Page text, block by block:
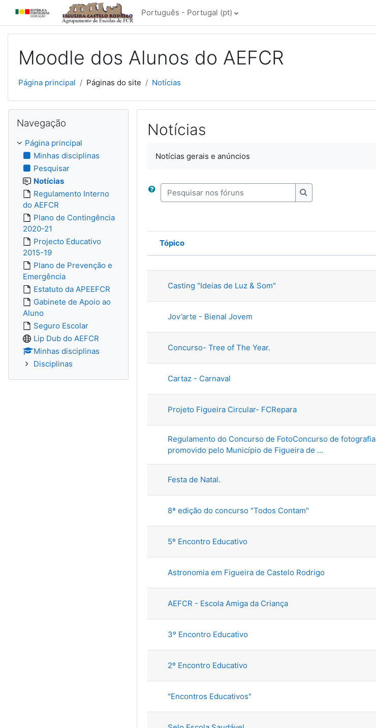
Ir para o conteúdo principal
Português - Portugal ‎(pt)‎
Moodle dos Alunos do AEFCR
Página principal Páginas do site Notícias
Notícias
Notícias gerais e anúncios
Pesquisar nos fóruns
Pesquisar nos fóruns
Estado
Tópico
Casting "Ideias de Luz & Som"
Jov’arte - Bienal Jovem
Concurso- Tree of The Year.
Cartaz - Carnaval
Projeto Figueira Circular- FCRepara
Regulamento do Concurso de FotoConcurso de fotografia
promovido pelo Município de Figueira de ...
Festa de Natal.
8ª edição do concurso "Todos Contam"
5º Encontro Educativo
Astronomia em Figueira de Castelo Rodrigo
AEFCR - Escola Amiga da Criança
3º Encontro Educativo
2º Encontro Educativo
"Encontros Educativos"
Navegação
Página principal
Minhas disciplinas
Pesquisar
Notícias
Regulamento Interno
do AEFCR
Plano de Contingência
2020-21
Projecto Educativo
2015-19
Plano de Prevenção e
Emergência
Estatuto da APEEFCR
Gabinete de Apoio ao
Aluno
Seguro Escolar
Lip Dub do AEFCR
Minhas disciplinas
Disciplinas